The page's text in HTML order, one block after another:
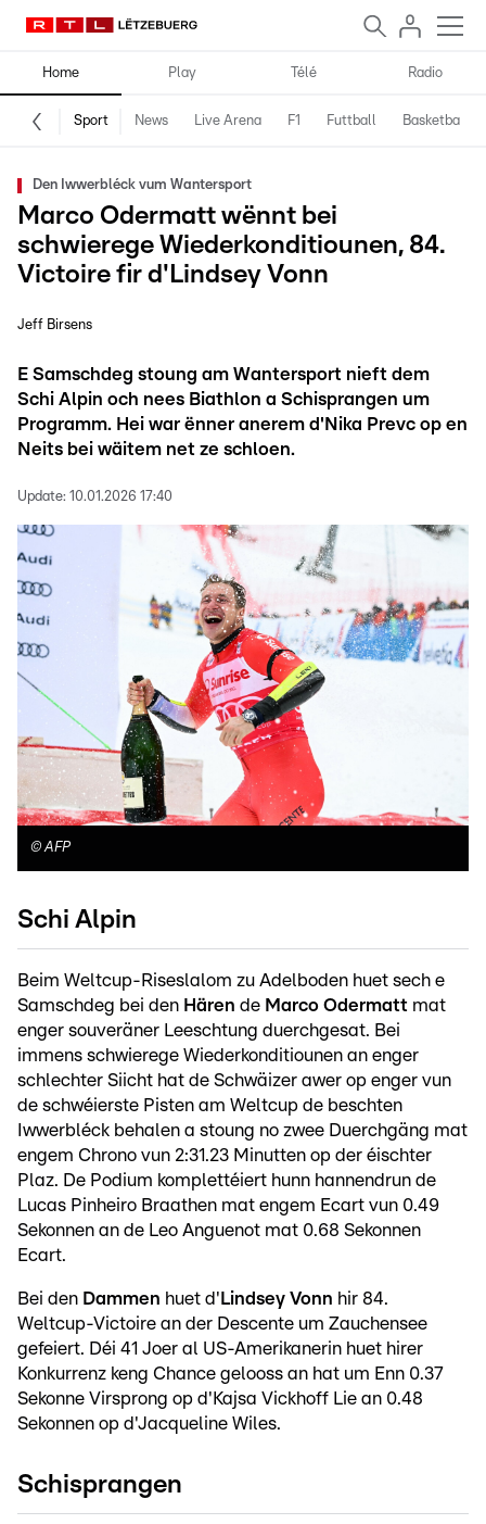
Home Play Télé Radio
Sport News Live Arena F1 Futtball Basketball
Den Iwwerbléck vum Wantersport
Marco Odermatt wënnt bei
schwierege Wiederkonditiounen, 84.
Victoire fir d'Lindsey Vonn
Jeff Birsens
E Samschdeg stoung am Wantersport nieft dem
Schi Alpin och nees Biathlon a Schisprangen um
Programm. Hei war ënner anerem d'Nika Prevc op en
Neits bei wäitem net ze schloen.
Update: 10.01.2026 17:40
©AFP
Schi Alpin
Beim Weltcup-Riseslalom zu Adelboden huet sech e
Samschdeg bei den Hären de Marco Odermatt mat
enger souveräner Leeschtung duerchgesat. Bei
immens schwierege Wiederkonditiounen an enger
schlechter Siicht hat de Schwäizer awer op enger vun
de schwéierste Pisten am Weltcup de beschten
Iwwerbléck behalen a stoung no zwee Duerchgäng mat
engem Chrono vun 2:31.23 Minutten op der éischter
Plaz. De Podium komplettéiert hunn hannendrun de
Lucas Pinheiro Braathen mat engem Ecart vun 0.49
Sekonnen an de Leo Anguenot mat 0.68 Sekonnen
Ecart.
Bei den Dammen huet d' Lindsey Vonn hir 84.
Weltcup-Victoire an der Descente um Zauchensee
gefeiert. Déi 41 Joer al US-Amerikanerin huet hirer
Konkurrenz keng Chance gelooss an hat um Enn 0.37
Sekonne Virsprong op d'Kajsa Vickhoff Lie an 0.48
Sekonnen op d'Jacqueline Wiles.
Schisprangen